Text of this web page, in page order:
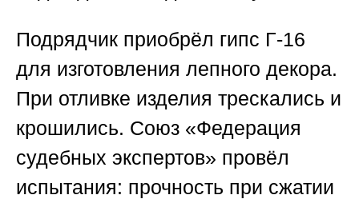
Подрядчик приобрёл гипс Г-16
для изготовления лепного декора.
При отливке изделия трескались и
крошились. Союз «Федерация
судебных экспертов» провёл
испытания: прочность при сжатии